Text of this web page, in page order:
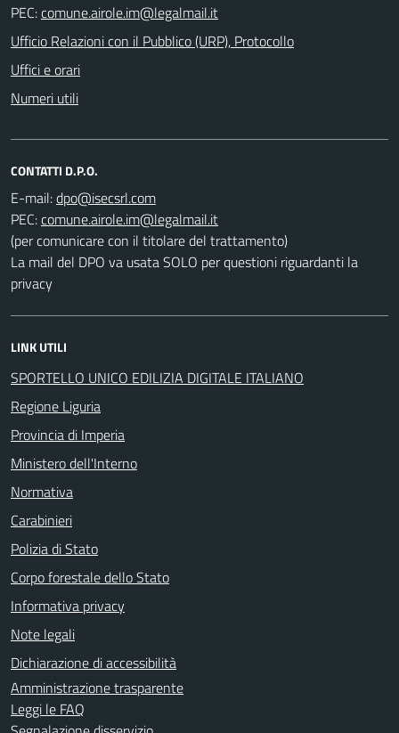
PEC:
Ufficio Relazioni con il Pubblico (URP), Protocollo
Uffici e orari
Numeri utili
CONTATTI D.P.O.
E-mail:
PEC:
(per comunicare con il titolare del trattamento)
La mail del DPO va usata SOLO per questioni riguardanti la
privacy
LINK UTILI
SPORTELLO UNICO EDILIZIA DIGITALE ITALIANO
Regione Liguria
Provincia di Imperia
Ministero dell'Interno
Normativa
Carabinieri
Polizia di Stato
Corpo forestale dello Stato
Informativa privacy
Note legali
Dichiarazione di accessibilità
Amministrazione trasparente
Leggi le FAQ